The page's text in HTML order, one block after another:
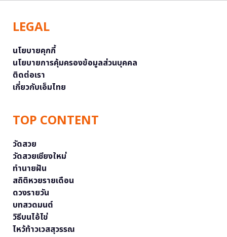
LEGAL
นโยบายคุกกี้
นโยบายการคุ้มครองข้อมูลส่วนบุคคล
ติดต่อเรา
เกี่ยวกับเอ็มไทย
TOP CONTENT
วัดสวย
วัดสวยเชียงใหม่
ทำนายฝัน
สถิติหวยรายเดือน
ดวงรายวัน
บทสวดมนต์
วิธีบนไอ้ไข่
ไหว้ท้าวเวสสุวรรณ